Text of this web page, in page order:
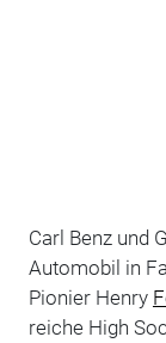
Carl Benz und
Automobil in
Pionier Henry
reiche High